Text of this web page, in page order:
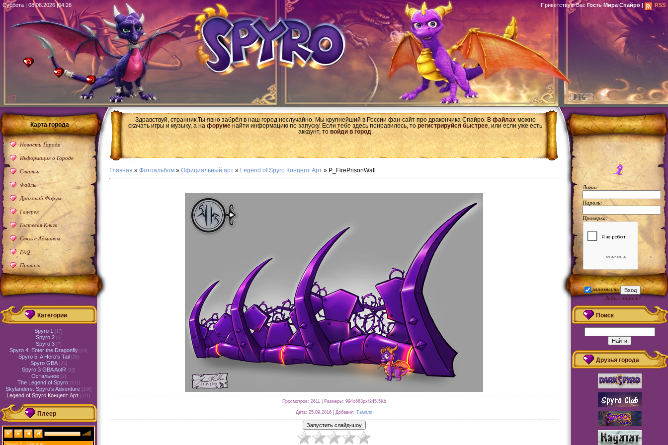
Суббота | 08.08.2026 |04:26 Приветствую Вас Гость Мира Спайро | RSS
Здравствуй, странник.Ты явно забрёл в наш город неслучайно. Мы крупнейший в России фан-сайт про дракончика Спайро. В файлахможно
скачать игры и музыку, а на форуме найти информацию по запуску. Если тебе здесь понравилось, торегистрируйся быстрее, или если уже есть
аккаунт, то войди в город.
Главная » Фотоальбом » Официальный арт » Legend of Spyro Концепт Арт » P_FirePrisonWall
Просмотров: 2611 | Размеры: 994x663px/245.5Kb
Дата: 25.09.2016 | Добавил: Тампли
Карта города
Новости Города
Информация о Городе
Статьи
Файлы
Драконий Форум
Галерея
Гостевая Книга
Связь с Админом
FAQ
Правила
Категории
Spyro 1 [17]
Spyro 2 [5]
Spyro 3 [7]
Spyro 4: Enter the Dragonfly [22]
Spyro 5: A Hero's Tail [28]
Spyro GBA [25]
Spyro 3 GBA AotR [10]
Остальное [2]
The Legend of Spyro [331]
Skylanders: Spyro's Adventure [146]
Legend of Spyro Концепт Арт [571]
Плеер
Логин:
Пароль:
Проверка:
запомнить
Забыл пароль?
Регистрация
Поиск
Друзья города